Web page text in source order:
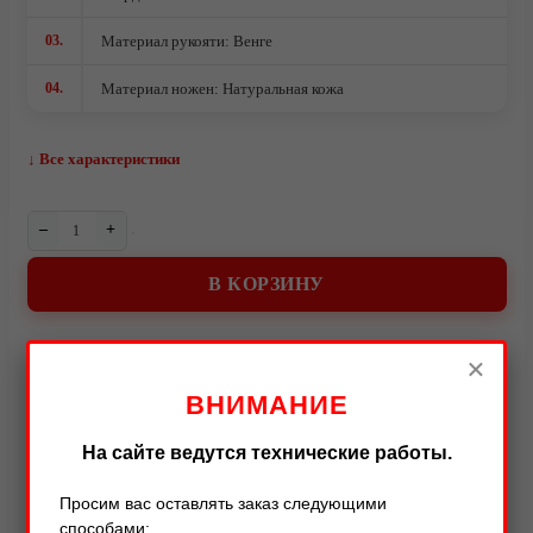
03. Материал рукояти: Венге
04. Материал ножен: Натуральная кожа
↓ Все характеристики
– +
В КОРЗИНУ
Характеристики
Описание товара
×
ВНИМАНИЕ
На сайте ведутся технические работы.
Просим вас оставлять заказ следующими
способами: